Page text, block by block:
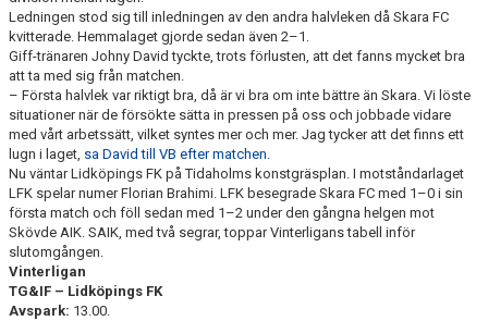
Ledningen stod sig till inledningen av den andra halvleken då Skara FC
kvitterade. Hemmalaget gjorde sedan även 2–1.
Giff-tränaren Johny David tyckte, trots förlusten, att det fanns mycket bra
att ta med sig från matchen.
– Första halvlek var riktigt bra, då är vi bra om inte bättre än Skara. Vi löste
situationer när de försökte sätta in pressen på oss och jobbade vidare
med vårt arbetssätt, vilket syntes mer och mer. Jag tycker att det finns ett
lugn i laget, sa David till VB efter matchen.
Nu väntar Lidköpings FK på Tidaholms konstgräsplan. I motståndarlaget
LFK spelar numer Florian Brahimi. LFK besegrade Skara FC med 1–0 i sin
första match och föll sedan med 1–2 under den gångna helgen mot
Skövde AIK. SAIK, med två segrar, toppar Vinterligans tabell inför
slutomgången.
Vinterligan
TG&IF – Lidköpings FK
Avspark: 13.00.